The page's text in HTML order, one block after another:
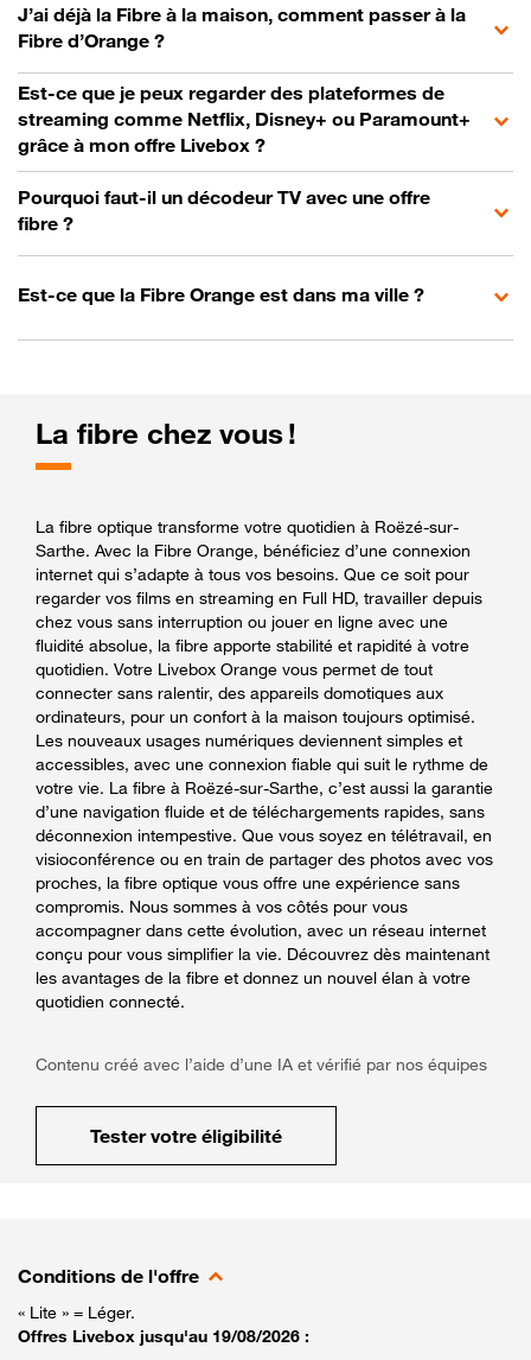
J’ai déjà la Fibre à la maison, comment passer à la
Fibre d’Orange ?
Est-ce que je peux regarder des plateformes de
streaming comme Netflix, Disney+ ou Paramount+
grâce à mon offre Livebox ?
Pourquoi faut-il un décodeur TV avec une offre
fibre ?
Est-ce que la Fibre Orange est dans ma ville ?
La fibre chez vous !
La fibre optique transforme votre quotidien à Roëzé-sur-
Sarthe. Avec la Fibre Orange, bénéficiez d’une connexion
internet qui s’adapte à tous vos besoins. Que ce soit pour
regarder vos films en streaming en Full HD, travailler depuis
chez vous sans interruption ou jouer en ligne avec une
fluidité absolue, la fibre apporte stabilité et rapidité à votre
quotidien. Votre Livebox Orange vous permet de tout
connecter sans ralentir, des appareils domotiques aux
ordinateurs, pour un confort à la maison toujours optimisé.
Les nouveaux usages numériques deviennent simples et
accessibles, avec une connexion fiable qui suit le rythme de
votre vie. La fibre à Roëzé-sur-Sarthe, c’est aussi la garantie
d’une navigation fluide et de téléchargements rapides, sans
déconnexion intempestive. Que vous soyez en télétravail, en
visioconférence ou en train de partager des photos avec vos
proches, la fibre optique vous offre une expérience sans
compromis. Nous sommes à vos côtés pour vous
accompagner dans cette évolution, avec un réseau internet
conçu pour vous simplifier la vie. Découvrez dès maintenant
les avantages de la fibre et donnez un nouvel élan à votre
quotidien connecté.
Contenu créé avec l’aide d’une IA et vérifié par nos équipes
Tester votre éligibilité
Conditions de l'offre
« Lite » = Léger.
Offres Livebox jusqu'au 19/08/2026 :